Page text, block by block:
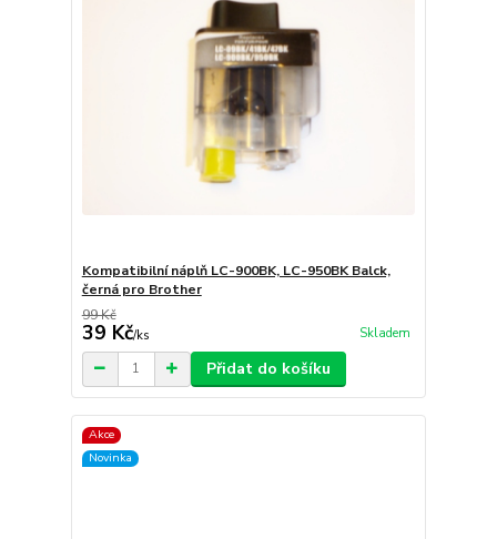
Kompatibilní náplň LC-900BK, LC-950BK Balck,
černá pro Brother
99 Kč
39 Kč/ks Skladem
Přidat do košíku
Akce
Novinka